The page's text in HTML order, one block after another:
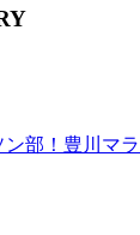
部！豊川マラ